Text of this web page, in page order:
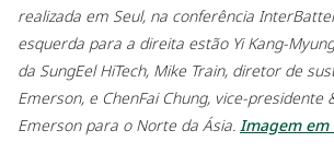
realizada em Seul, na conferência
esquerda para a direita estão Yi Kang-
da SungEel HiTech, Mike Train, diretor de
Emerson, e ChenFai Chung, vice-
Emerson para o Norte da Ásia. Imagem em